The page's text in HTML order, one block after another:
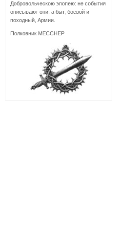
Добровольческою эпопею: не события
описывают они, а быт, боевой и
походный, Армии.
Полковник МЕССНЕР